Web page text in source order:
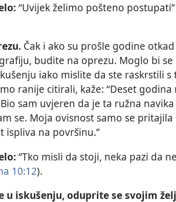
“Uvijek želimo pošteno
Čak i ako su prošle godine
budite na oprezu. Moglo bi
iako mislite da ste raskrstili s
ranije citirali, kaže: “Deset
sam uvjeren da je ta ružna
se. Moja ovisnost samo se
ispliva na površinu.”
“Tko misli da stoji, neka pazi da
10:12).
u iskušenju, oduprite se svojim